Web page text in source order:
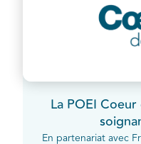
La POEI
En partenariat avec